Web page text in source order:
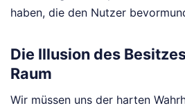
haben, die den Nutzer
Die Illusion des
Raum
Wir müssen uns der harten